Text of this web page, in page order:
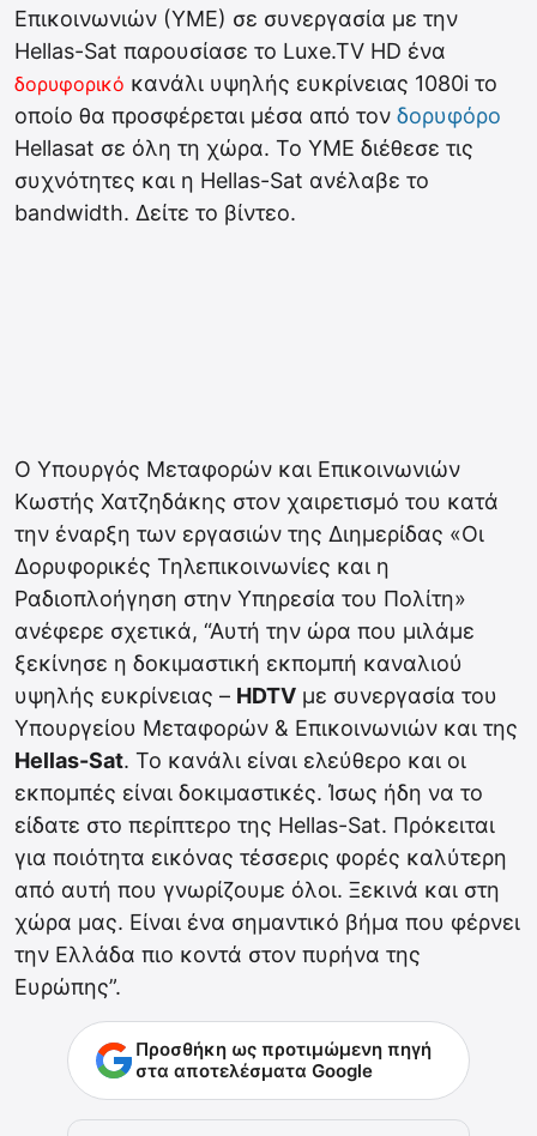
Επικοινωνιών (ΥΜΕ) σε συνεργασία με την
Hellas-Sat παρουσίασε το Luxe.TV HD ένα
δορυφορικό κανάλι υψηλής ευκρίνειας 1080i το
οποίο θα προσφέρεται μέσα από τον δορυφόρο
Hellasat σε όλη τη χώρα. To YME διέθεσε τις
συχνότητες και η Hellas-Sat ανέλαβε το
bandwidth. Δείτε το βίντεο.
Ο Υπουργός Μεταφορών και Επικοινωνιών
Κωστής Χατζηδάκης στον χαιρετισμό του κατά
την έναρξη των εργασιών της Διημερίδας «Οι
Δορυφορικές Τηλεπικοινωνίες και η
Ραδιοπλοήγηση στην Υπηρεσία του Πολίτη»
ανέφερε σχετικά, “Αυτή την ώρα που μιλάμε
ξεκίνησε η δοκιμαστική εκπομπή καναλιού
υψηλής ευκρίνειας – HDTV με συνεργασία του
Υπουργείου Μεταφορών & Επικοινωνιών και της
Hellas-Sat. Το κανάλι είναι ελεύθερο και οι
εκπομπές είναι δοκιμαστικές. Ίσως ήδη να το
είδατε στο περίπτερο της Hellas-Sat. Πρόκειται
για ποιότητα εικόνας τέσσερις φορές καλύτερη
από αυτή που γνωρίζουμε όλοι. Ξεκινά και στη
χώρα μας. Είναι ένα σημαντικό βήμα που φέρνει
την Ελλάδα πιο κοντά στον πυρήνα της
Ευρώπης”.
Προσθήκη ως προτιμώμενη πηγή
στα αποτελέσματα Google